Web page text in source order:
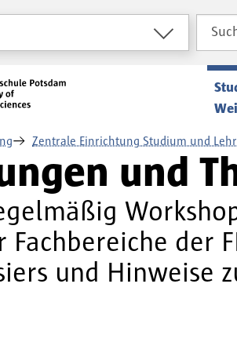
Suche
Zentrale Einrichtung Studium und
und
Fachbereiche der
und Hinweise